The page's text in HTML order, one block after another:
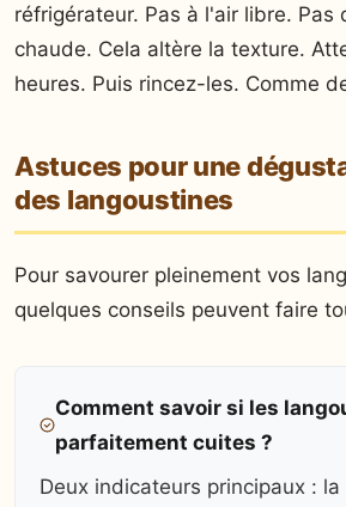
réfrigérateur. Pas à l'air libre. Pas
chaude. Cela altère la texture.
heures. Puis rincez-les. Comme
Astuces pour une
des langoustines
Pour savourer pleinement vos
quelques conseils peuvent faire
Comment savoir si les
parfaitement cuites ?
Deux indicateurs principaux :